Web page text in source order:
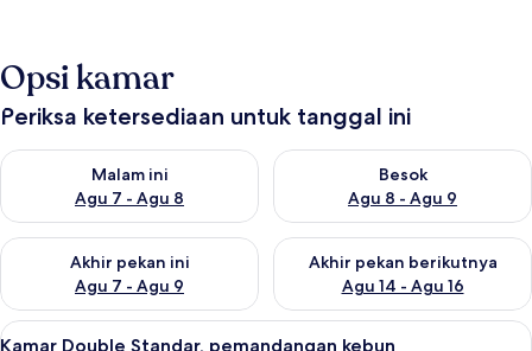
Opsi kamar
Periksa ketersediaan untuk tanggal ini
Malam ini
Agu 7 - Agu 8
Periksa ketersediaan untuk malam ini Agu 7 - Agu 8
Besok
Agu 8 - Agu 9
Periksa ketersediaan untuk
Akhir pekan ini
Agu 7 - Agu 9
Periksa ketersediaan untuk akhir pekan ini Agu 7 - Agu 9
Akhir pekan berikutnya
Agu 14 - Agu 16
Periksa ketersediaan untuk
Lihat
12
Kamar Double Standar, pemandangan kebun